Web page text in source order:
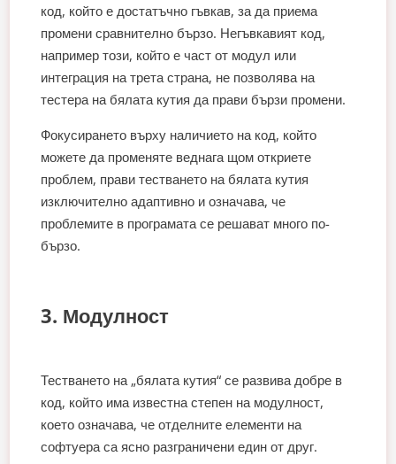
код, който е достатъчно гъвкав, за да приема
промени сравнително бързо. Негъвкавият код,
например този, който е част от модул или
интеграция на трета страна, не позволява на
тестера на бялата кутия да прави бързи промени.
Фокусирането върху наличието на код, който
можете да променяте веднага щом откриете
проблем, прави тестването на бялата кутия
изключително адаптивно и означава, че
проблемите в програмата се решават много по-
бързо.
3. Модулност
Тестването на „бялата кутия“ се развива добре в
код, който има известна степен на модулност,
което означава, че отделните елементи на
софтуера са ясно разграничени един от друг.